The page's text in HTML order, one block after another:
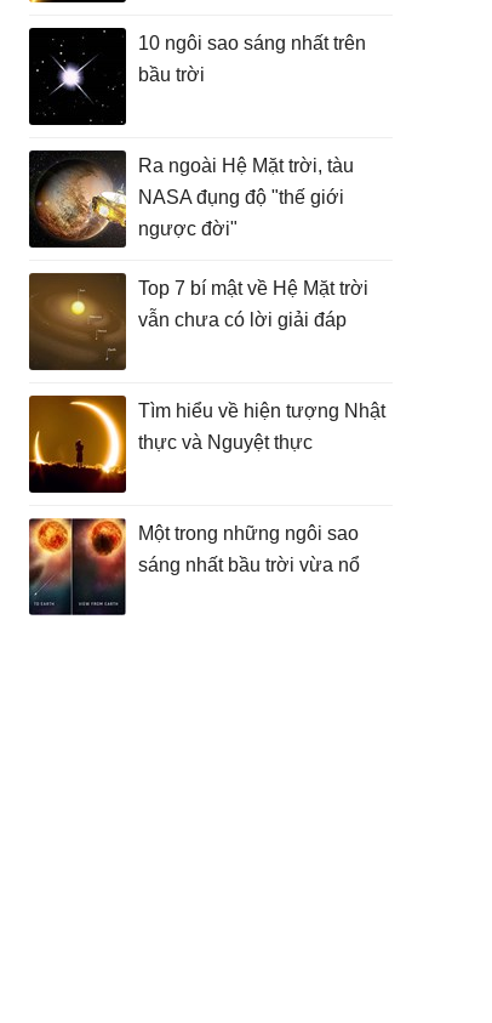
10 ngôi sao sáng nhất trên
bầu trời
Ra ngoài Hệ Mặt trời, tàu
NASA đụng độ "thế giới
ngược đời"
Top 7 bí mật về Hệ Mặt trời
vẫn chưa có lời giải đáp
Tìm hiểu về hiện tượng Nhật
thực và Nguyệt thực
Một trong những ngôi sao
sáng nhất bầu trời vừa nổ